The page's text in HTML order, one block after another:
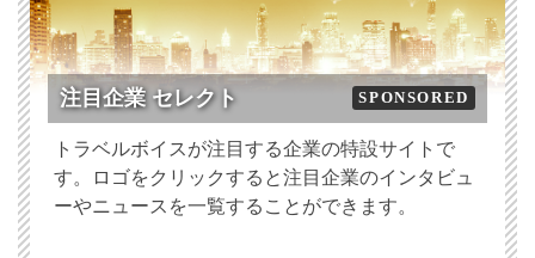
注目企業 セレクト SPONSORED
トラベルボイスが注目する企業の特設サイトで
す。ロゴをクリックすると注目企業のインタビュ
ーやニュースを一覧することができます。